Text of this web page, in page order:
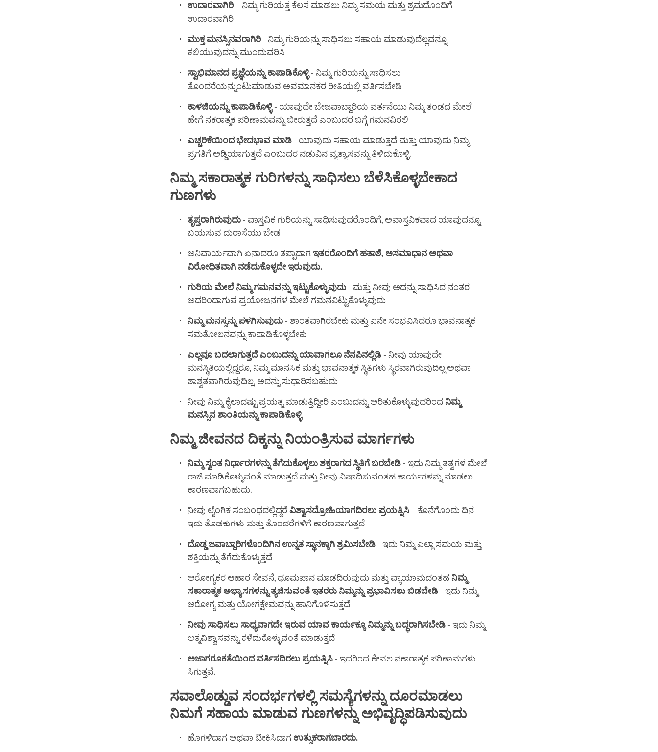
ಉದಾರವಾಗಿರಿ– ನಿಮ್ಮ ಗುರಿಯತ್ತ ಕೆಲಸ ಮಾಡಲು ನಿಮ್ಮ ಸಮಯ ಮತ್ತು ಶ್ರಮದೊಂದಿಗೆ
ಉದಾರವಾಗಿರಿ
ಮುಕ್ತ ಮನಸ್ಸಿನವರಾಗಿರಿ - ನಿಮ್ಮ ಗುರಿಯನ್ನು ಸಾಧಿಸಲು ಸಹಾಯ ಮಾಡುವುದೆಲ್ಲವನ್ನೂ
ಕಲಿಯುವುದನ್ನು ಮುಂದುವರಿಸಿ
ಸ್ವಾಭಿಮಾನದ ಪ್ರಜ್ಞೆಯನ್ನು ಕಾಪಾಡಿಕೊಳ್ಳಿ- ನಿಮ್ಮ ಗುರಿಯನ್ನು ಸಾಧಿಸಲು
ತೊಂದರೆಯನ್ನುಂಟುಮಾಡುವ ಅವಮಾನಕರ ರೀತಿಯಲ್ಲಿ ವರ್ತಿಸಬೇಡಿ
ಕಾಳಜಿಯನ್ನು ಕಾಪಾಡಿಕೊಳ್ಳಿ- ಯಾವುದೇ ಬೇಜವಾಬ್ದಾರಿಯ ವರ್ತನೆಯು ನಿಮ್ಮ ತಂಡದ ಮೇಲೆ
ಹೇಗೆ ನಕರಾತ್ಮಕ ಪರಿಣಾಮವನ್ನು ಬೀರುತ್ತದೆ ಎಂಬುದರ ಬಗ್ಗೆ ಗಮನವಿರಲಿ
ಎಚ್ಚರಿಕೆಯಿಂದ ಭೇದಭಾವ ಮಾಡಿ - ಯಾವುದು ಸಹಾಯ ಮಾಡುತ್ತದೆ ಮತ್ತು ಯಾವುದು ನಿಮ್ಮ
ಪ್ರಗತಿಗೆ ಅಡ್ಡಿಯಾಗುತ್ತದೆ ಎಂಬುದರ ನಡುವಿನ ವ್ಯತ್ಯಾಸವನ್ನು ತಿಳಿದುಕೊಳ್ಳಿ.
ನಿಮ್ಮ ಸಕಾರಾತ್ಮಕ ಗುರಿಗಳನ್ನು ಸಾಧಿಸಲು ಬೆಳೆಸಿಕೊಳ್ಳಬೇಕಾದ
ಗುಣಗಳು
ತೃಪ್ತರಾಗಿರುವುದು - ವಾಸ್ತವಿಕ ಗುರಿಯನ್ನು ಸಾಧಿಸುವುದರೊಂದಿಗೆ, ಅವಾಸ್ತವಿಕವಾದ ಯಾವುದನ್ನೂ
ಬಯಸುವ ದುರಾಸೆಯು ಬೇಡ
ಅನಿವಾರ್ಯವಾಗಿ ಏನಾದರೂ ತಪ್ಪಾದಾಗಇತರರೊಂದಿಗೆ ಹತಾಶೆ, ಅಸಮಾಧಾನ ಅಥವಾ
ವಿರೋಧಿತವಾಗಿ ನಡೆದುಕೊಳ್ಳದೇ ಇರುವುದು.
ಗುರಿಯ ಮೇಲೆ ನಿಮ್ಮ ಗಮನವನ್ನುಇಟ್ಟುಕೊಳ್ಳುವುದು - ಮತ್ತು ನೀವು ಅದನ್ನು ಸಾಧಿಸಿದ ನಂತರ
ಅದರಿಂದಾಗುವ ಪ್ರಯೋಜನಗಳ ಮೇಲೆ ಗಮನವಿಟ್ಟುಕೊಳ್ಳುವುದು
ನಿಮ್ಮ ಮನಸ್ಸನ್ನು ಪಳಗಿಸುವುದು - ಶಾಂತವಾಗಿರಬೇಕು ಮತ್ತು ಏನೇ ಸಂಭವಿಸಿದರೂ ಭಾವನಾತ್ಮಕ
ಸಮತೋಲನವನ್ನು ಕಾಪಾಡಿಕೊಳ್ಳಬೇಕು
ಎಲ್ಲವೂಬದಲಾಗುತ್ತದೆ ಎಂಬುದನ್ನು ಯಾವಾಗಲೂ ನೆನಪಿನಲ್ಲಿಡಿ - ನೀವು ಯಾವುದೇ
ಮನಸ್ಥಿತಿಯಲ್ಲಿದ್ದರೂ, ನಿಮ್ಮ ಮಾನಸಿಕ ಮತ್ತು ಭಾವನಾತ್ಮಕ ಸ್ಥಿತಿಗಳು ಸ್ಥಿರವಾಗಿರುವುದಿಲ್ಲ ಅಥವಾ
ಶಾಶ್ವತವಾಗಿರುವುದಿಲ್ಲ, ಅದನ್ನು ಸುಧಾರಿಸಬಹುದು
ನೀವು ನಿಮ್ಮ ಕೈಲಾದಷ್ಟು ಪ್ರಯತ್ನ ಮಾಡುತ್ತಿದ್ದೀರಿ ಎಂಬುದನ್ನು ಅರಿತುಕೊಳ್ಳುವುದರಿಂದ ನಿಮ್ಮ
ಮನಸ್ಸಿನ ಶಾಂತಿಯನ್ನು ಕಾಪಾಡಿಕೊಳ್ಳಿ.
ನಿಮ್ಮ ಜೀವನದ ದಿಕ್ಕನ್ನು ನಿಯಂತ್ರಿಸುವ ಮಾರ್ಗಗಳು
ನಿಮ್ಮ ಸ್ವಂತ ನಿರ್ಧಾರಗಳನ್ನು ತೆಗೆದುಕೊಳ್ಳಲು ಶಕ್ತರಾಗದಸ್ಥಿತಿಗೆಬರಬೇಡಿ- ಇದು ನಿಮ್ಮ ತತ್ವಗಳ ಮೇಲೆ
ರಾಜಿ ಮಾಡಿಕೊಳ್ಳುವಂತೆ ಮಾಡುತ್ತದೆ ಮತ್ತು ನೀವು ವಿಷಾದಿಸುವಂತಹ ಕಾರ್ಯಗಳನ್ನು ಮಾಡಲು
ಕಾರಣವಾಗಬಹುದು.
ನೀವು ಲೈಂಗಿಕ ಸಂಬಂಧದಲ್ಲಿದ್ದರೆವಿಶ್ವಾಸದ್ರೋಹಿಯಾಗದಿರಲು ಪ್ರಯತ್ನಿಸಿ– ಕೊನೆಗೊಂದು ದಿನ
ಇದು ತೊಡಕುಗಳು ಮತ್ತು ತೊಂದರೆಗಳಿಗೆ ಕಾರಣವಾಗುತ್ತದೆ
ದೊಡ್ಡಜವಾಬ್ದಾರಿಗಳೊಂದಿಗಿನ ಉನ್ನತ ಸ್ಥಾನಕ್ಕಾಗಿ ಶ್ರಮಿಸಬೇಡಿ - ಇದು ನಿಮ್ಮ ಎಲ್ಲಾ ಸಮಯ ಮತ್ತು
ಶಕ್ತಿಯನ್ನು ತೆಗೆದುಕೊಳ್ಳುತ್ತದೆ
ಆರೋಗ್ಯಕರ ಆಹಾರ ಸೇವನೆ, ಧೂಮಪಾನ ಮಾಡದಿರುವುದು ಮತ್ತು ವ್ಯಾಯಾಮದಂತಹ ನಿಮ್ಮ
ಸಕಾರಾತ್ಮಕ ಅಭ್ಯಾಸಗಳನ್ನು ತ್ಯಜಿಸುವಂತೆಇತರರು ನಿಮ್ಮನ್ನು ಪ್ರಭಾವಿಸಲುಬಿಡಬೇಡಿ - ಇದು ನಿಮ್ಮ
ಆರೋಗ್ಯ ಮತ್ತು ಯೋಗಕ್ಷೇಮವನ್ನು ಹಾನಿಗೊಳಿಸುತ್ತದೆ
ನೀವು ಸಾಧಿಸಲು ಸಾಧ್ಯವಾಗದೇ ಇರುವ ಯಾವ ಕಾರ್ಯಕ್ಕೂ ನಿಮ್ಮನ್ನುಬದ್ಧರಾಗಿಸಬೇಡಿ - ಇದು ನಿಮ್ಮ
ಆತ್ಮವಿಶ್ವಾಸವನ್ನು ಕಳೆದುಕೊಳ್ಳುವಂತೆ ಮಾಡುತ್ತದೆ
ಅಜಾಗರೂಕತೆಯಿಂದ ವರ್ತಿಸದಿರಲು ಪ್ರಯತ್ನಿಸಿ - ಇದರಿಂದ ಕೇವಲ ನಕಾರಾತ್ಮಕ ಪರಿಣಾಮಗಳು
ಸಿಗುತ್ತವೆ.
ಸವಾಲೊಡ್ಡುವ ಸಂದರ್ಭಗಳಲ್ಲಿ ಸಮಸ್ಯೆಗಳನ್ನು ದೂರಮಾಡಲು
ನಿಮಗೆ ಸಹಾಯ ಮಾಡುವ ಗುಣಗಳನ್ನು ಅಭಿವೃದ್ಧಿಪಡಿಸುವುದು
ಹೊಗಳಿದಾಗ ಅಥವಾ ಟೀಕಿಸಿದಾಗ ಉತ್ಸುಕರಾಗಬಾರದು.